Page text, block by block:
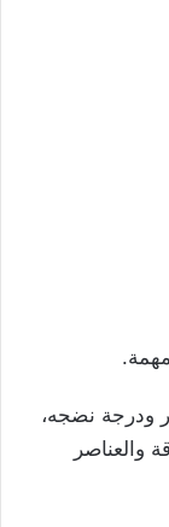
ودرجة نضجه،
والعناصر